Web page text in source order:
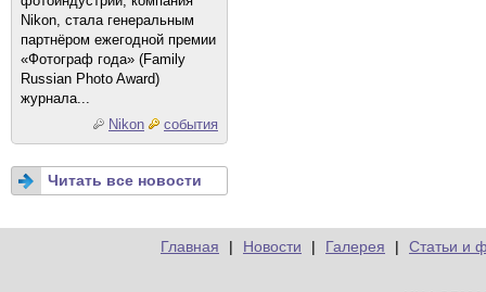
Nikon, стала генеральным
партнёром ежегодной премии
«Фотограф года» (Family
Russian Photo Award)
журнала...
Nikon
события
Читать все новости
Главная | Новости | Галерея | Статьи и